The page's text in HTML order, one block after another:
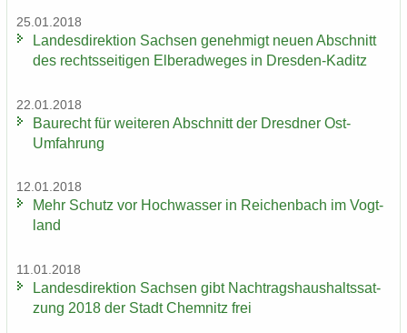
25.01.2018
Lan­des­di­rek­ti­on Sach­sen ge­neh­migt neuen Ab­schnitt
des rechts­sei­ti­gen El­be­rad­we­ges in Dresden-​Kaditz
22.01.2018
Bau­recht für wei­te­ren Ab­schnitt der Dresd­ner Ost-​
Umfahrung
12.01.2018
Mehr Schutz vor Hoch­was­ser in Rei­chen­bach im Vogt­
land
11.01.2018
Lan­des­di­rek­ti­on Sach­sen gibt Nach­trags­haus­halts­sat­
zung 2018 der Stadt Chem­nitz frei